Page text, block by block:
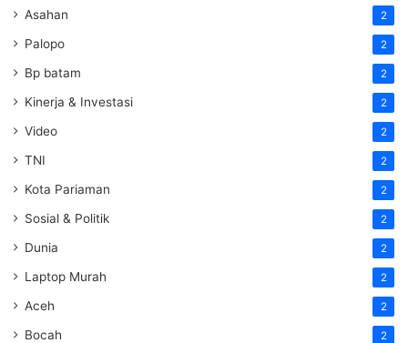
Asahan 2
Palopo 2
Bp batam 2
Kinerja & Investasi 2
Video 2
TNI 2
Kota Pariaman 2
Sosial & Politik 2
Dunia 2
Laptop Murah 2
Aceh 2
Bocah 2